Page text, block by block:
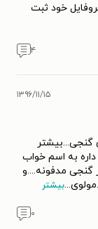
خود ثبت
۴
۱۳۹۶/۱۱/۱۵
گنجی...بیشتر
درقرن ۱۴، داستانی داره به اسم خواب
گنجی مدفونه....و
...بیشتر
۰